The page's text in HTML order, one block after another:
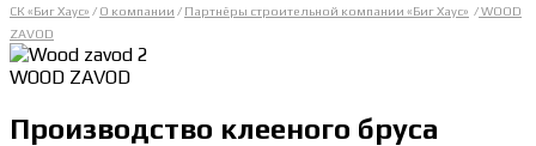
СК «Биг Хаус» / О компании / Партнёры строительной компании «Биг Хаус» /WOOD
ZAVOD
WOOD ZAVOD
Производство клееного бруса